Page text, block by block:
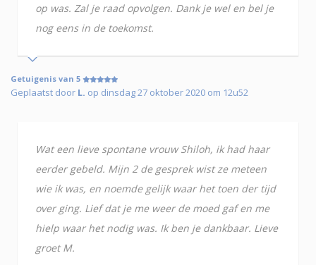
op was. Zal je raad opvolgen. Dank je wel en bel je
nog eens in de toekomst.
Getuigenis van 5
Geplaatst door L. op dinsdag 27 oktober 2020 om 12u52
Wat een lieve spontane vrouw Shiloh, ik had haar
eerder gebeld. Mijn 2 de gesprek wist ze meteen
wie ik was, en noemde gelijk waar het toen der tijd
over ging. Lief dat je me weer de moed gaf en me
hielp waar het nodig was. Ik ben je dankbaar. Lieve
groet M.